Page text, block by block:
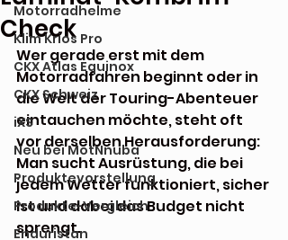
Motorradhelme
Klim Krios Pro
CKX Atlas Equinox
CKX Schweiz
iXS
Neu bei MotNnuba
Produktevorstellung
Produkte-Vergleich
Enduristan
Check
Wer gerade erst mit dem
Motorradfahren beginnt oder in
die Welt der Touring-Abenteuer
eintauchen möchte, steht oft
vor derselben Herausforderung:
Man sucht Ausrüstung, die bei
jedem Wetter funktioniert, sicher
ist und dabei das Budget nicht
sprengt.